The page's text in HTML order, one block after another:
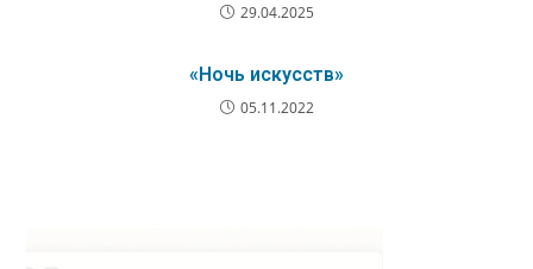
29.04.2025
«Ночь искусств»
05.11.2022